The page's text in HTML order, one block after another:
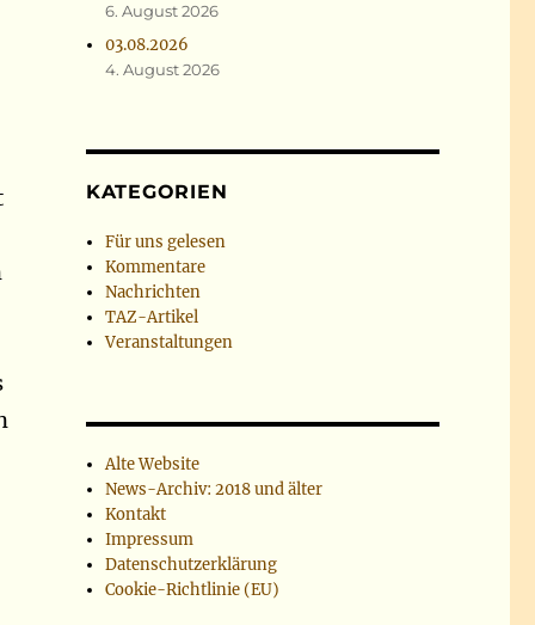
6. August 2026
03.08.2026
4. August 2026
KATEGORIEN
Für uns gelesen
Kommentare
Nachrichten
TAZ-Artikel
Veranstaltungen
Alte Website
News-Archiv: 2018 und älter
Kontakt
Impressum
Datenschutzerklärung
Cookie-Richtlinie (EU)